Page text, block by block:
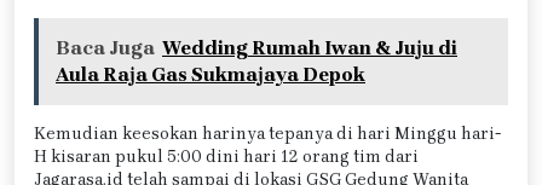
Baca Juga Wedding Rumah Iwan & Juju di
Aula Raja Gas Sukmajaya Depok
Kemudian keesokan harinya tepanya di hari Minggu hari-
H kisaran pukul 5:00 dini hari 12 orang tim dari
Jagarasa.id telah sampai di lokasi GSG Gedung Wanita